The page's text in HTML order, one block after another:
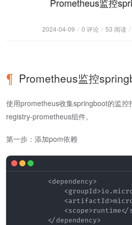
2024-04-09 / 0 评论 / 53 阅读 /
Prometheus监控
使用prometheus收集springboot的监控
registry-prometheus组件。
第一步：添加pom依赖
        <dependency>
<scope>runtime</
        </dependency>